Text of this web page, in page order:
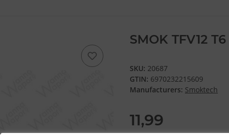
SMOK TFV12
SKU: 20687
GTIN: 6970232215609
Manufacturers: Smoktech
11,99